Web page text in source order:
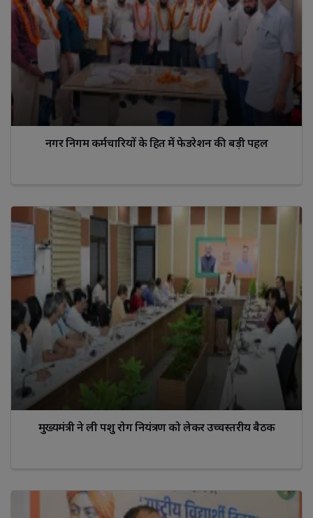
नगर निगम कर्मचारियों के हित में फेडरेशन की बड़ी पहल
मुख्यमंत्री ने ली पशु रोग नियंत्रण को लेकर उच्चस्तरीय बैठक